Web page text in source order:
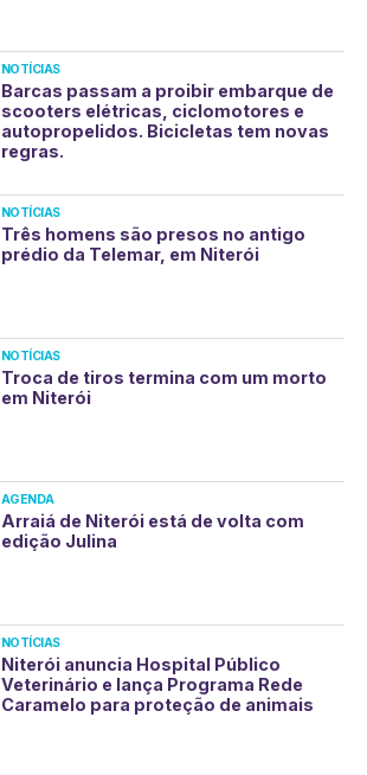
NOTÍCIAS
Barcas passam a proibir embarque de
scooters elétricas, ciclomotores e
autopropelidos. Bicicletas tem novas
regras.
NOTÍCIAS
Três homens são presos no antigo
prédio da Telemar, em Niterói
NOTÍCIAS
Troca de tiros termina com um morto
em Niterói
AGENDA
Arraiá de Niterói está de volta com
edição Julina
NOTÍCIAS
Niterói anuncia Hospital Público
Veterinário e lança Programa Rede
Caramelo para proteção de animais